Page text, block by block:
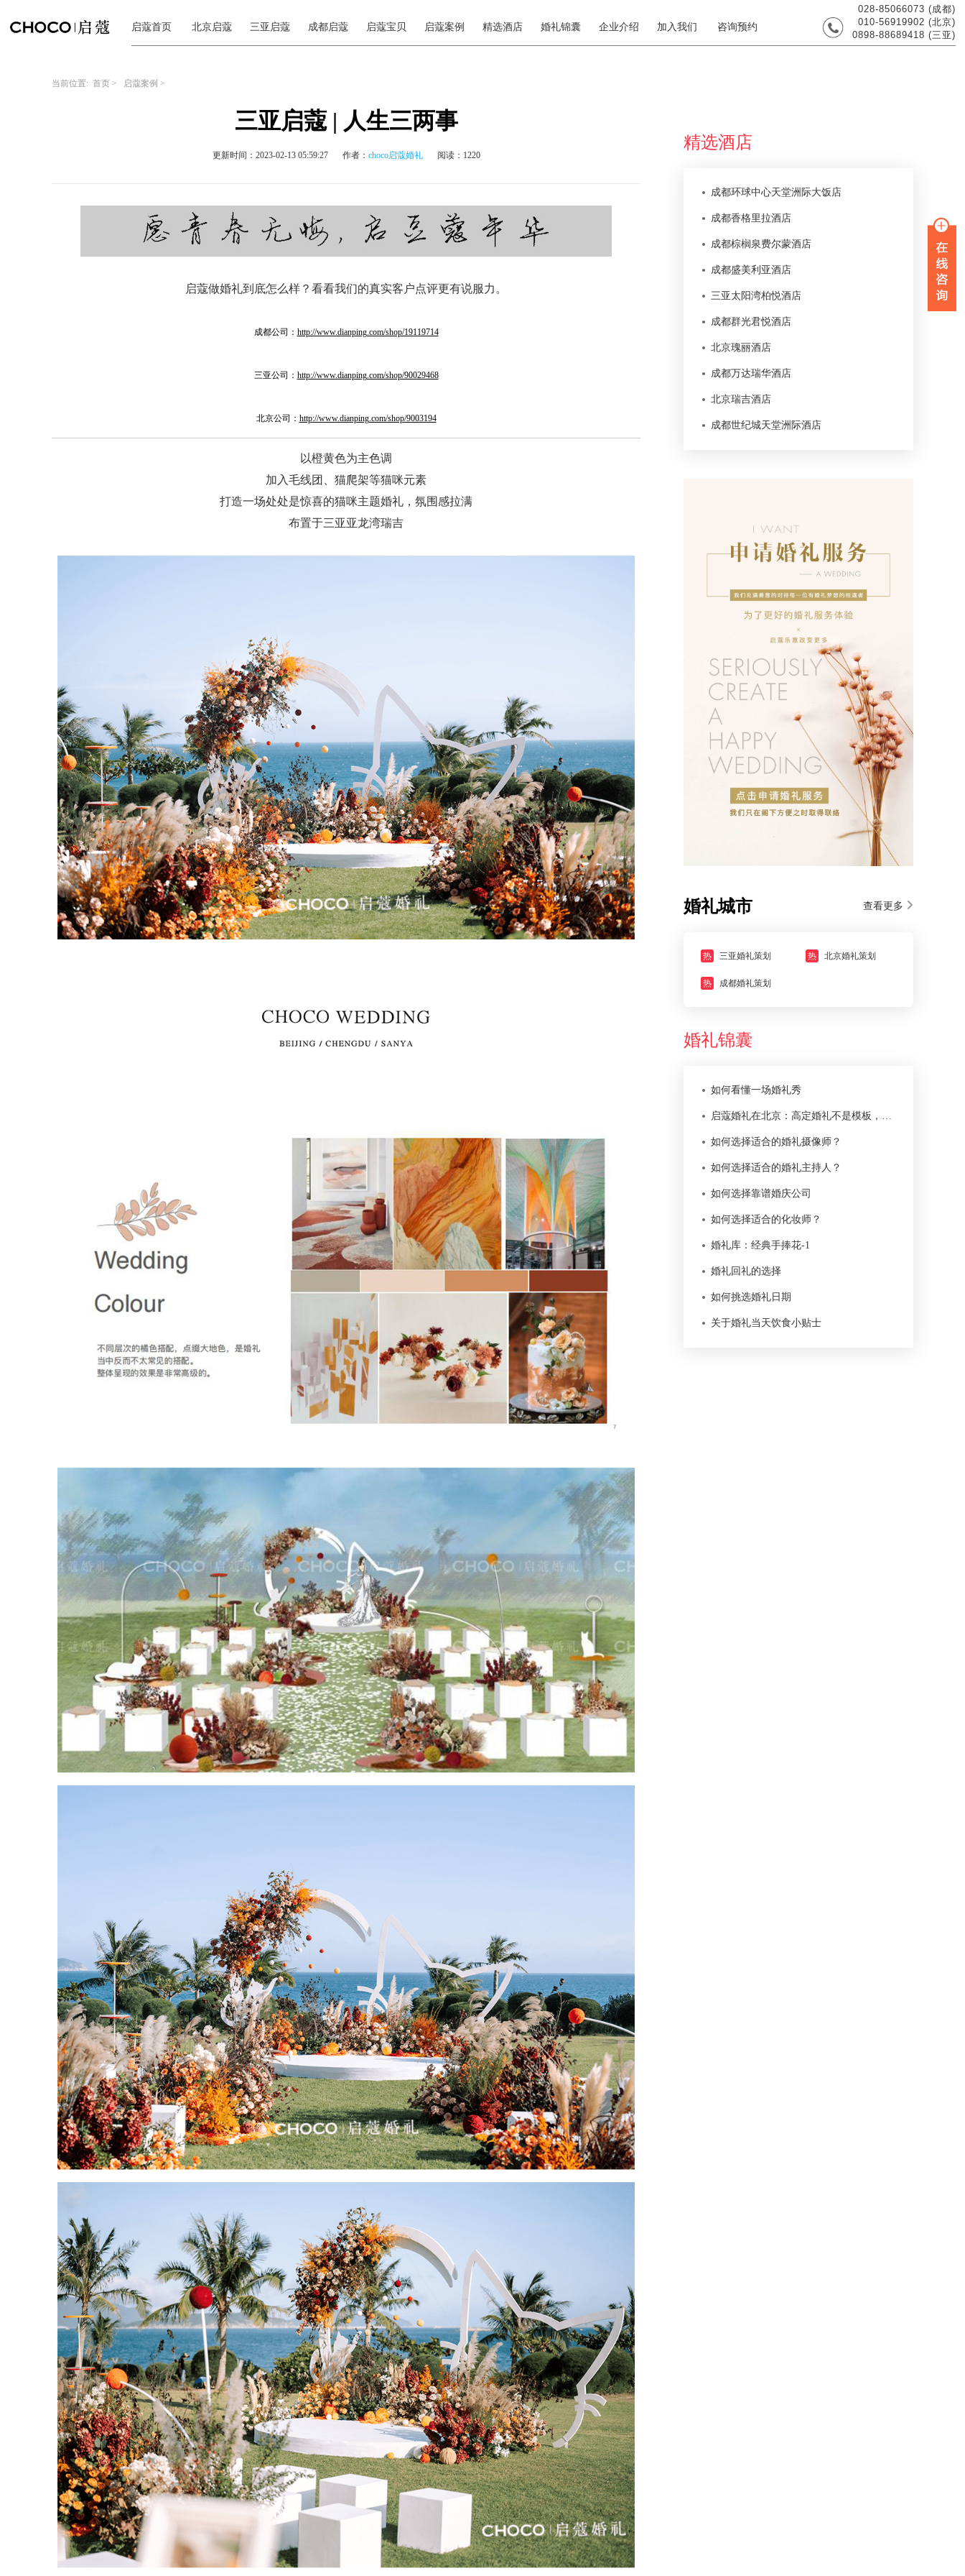
启蔻首页 北京启蔻 三亚启蔻 成都启蔻 启蔻宝贝 启蔻案例 精选酒店 婚礼锦囊 企业介绍 加入我们 咨询预约
028-85066073 (成都)
010-56919902 (北京)
0898-88689418 (三亚)
当前位置: 首页 > 启蔻案例 >
三亚启蔻 | 人生三两事
更新时间：2023-02-13 05:59:27 作者： choco启蔻婚礼 阅读：1220
启蔻做婚礼到底怎么样？看看我们的真实客户点评更有说服力。
成都公司： http://www.dianping.com/shop/19119714
三亚公司： http://www.dianping.com/shop/90029468
北京公司： http://www.dianping.com/shop/9003194
以橙黄色为主色调
加入毛线团、猫爬架等猫咪元素
打造一场处处是惊喜的猫咪主题婚礼，氛围感拉满
布置于三亚亚龙湾瑞吉
精选酒店
成都环球中心天堂洲际大饭店
成都香格里拉酒店
成都棕榈泉费尔蒙酒店
成都盛美利亚酒店
三亚太阳湾柏悦酒店
成都群光君悦酒店
北京瑰丽酒店
成都万达瑞华酒店
北京瑞吉酒店
成都世纪城天堂洲际酒店
婚礼城市 查看更多
热 三亚婚礼策划 热 北京婚礼策划
热 成都婚礼策划
婚礼锦囊
如何看懂一场婚礼秀
如何选择适合的婚礼摄像师？
如何选择适合的婚礼主持人？
如何选择靠谱婚庆公司
如何选择适合的化妆师？
婚礼库：经典手捧花-1
婚礼回礼的选择
如何挑选婚礼日期
关于婚礼当天饮食小贴士